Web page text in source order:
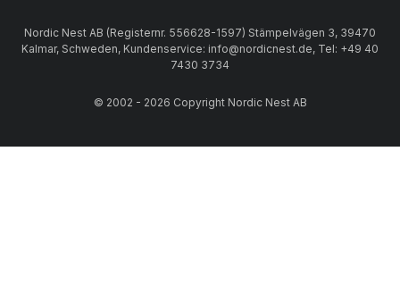
Nordic Nest AB (Registernr. 556628-1597) Stämpelvägen 3, 39470
Kalmar, Schweden, Kundenservice: info@nordicnest.de, Tel: +49 40
7430 3734
© 2002 - 2026 Copyright Nordic Nest AB